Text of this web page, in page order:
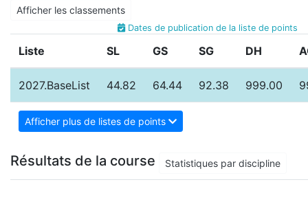
Afficher les classements
Dates de publication de la liste de points
Liste SL GS SG DH
2027.BaseList 44.82 64.44 92.38 999.00
Afficher plus de listes de points
Résultats de la course Statistiques par discipline